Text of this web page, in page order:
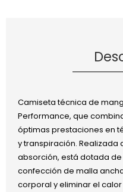
Camiseta técnica de
Performance, que
óptimas prestaciones en
y transpiración. Realizada
absorción, está dotada
confección de malla
corporal y eliminar el